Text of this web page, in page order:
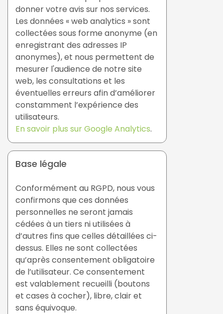
donner votre avis sur nos services.
Les données « web analytics » sont
collectées sous forme anonyme (en
enregistrant des adresses IP
anonymes), et nous permettent de
mesurer l'audience de notre site
web, les consultations et les
éventuelles erreurs afin d’améliorer
constamment l’expérience des
utilisateurs.
En savoir plus sur Google Analytics.
Base légale
Conformément au RGPD, nous vous
confirmons que ces données
personnelles ne seront jamais
cédées à un tiers ni utilisées à
d’autres fins que celles détaillées ci-
dessus. Elles ne sont collectées
qu’après consentement obligatoire
de l’utilisateur. Ce consentement
est valablement recueilli (boutons
et cases à cocher), libre, clair et
sans équivoque.